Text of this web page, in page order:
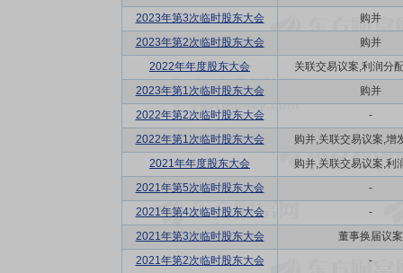
2023年第3次临时股东大会
购并
2023年第2次临时股东大会
购并
2022年年度股东大会
关联交易议案,利润分
2023年第1次临时股东大会
购并
2022年第2次临时股东大会
-
2022年第1次临时股东大会
购并,关联交易议案,增
2021年年度股东大会
购并,关联交易议案,利
2021年第5次临时股东大会
-
2021年第4次临时股东大会
-
2021年第3次临时股东大会
董事换届议案
2021年第2次临时股东大会
-